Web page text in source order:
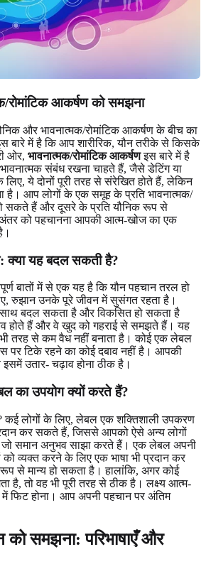
रोमांटिक आकर्षण को समझना
और भावनात्मक/रोमांटिक आकर्षण के बीच का
बारे में है कि आप शारीरिक, यौन तरीके से किसके
ओर, भावनात्मक/रोमांटिक आकर्षणइस बारे में है
संबंध रखना चाहते हैं, जैसे डेटिंग या
लिए, ये दोनों पूरी तरह से संरेखित होते हैं, लेकिन
है। आप लोगों के एक समूह के प्रति भावनात्मक/
सकते हैं और दूसरे के प्रति यौनिक रूप से
को पहचानना आपकी आत्म-खोज का एक
क्या यह बदल सकती है?
बातों में से एक यह है कि यौन पहचान तरल हो
रुझान उनके पूरे जीवन में सुसंगत रहता है।
बदल सकता है और विकसित हो सकता है
होते हैं और वे खुद को गहराई से समझते हैं। यह
तरह से कम वैध नहीं बनाता है। कोई एक लेबल
पर टिके रहने का कोई दबाव नहीं है। आपकी
उतार- चढ़ाव होना ठीक है।
का उपयोग क्यों करते हैं?
कई लोगों के लिए, लेबल एक शक्तिशाली उपकरण
कर सकते हैं, जिससे आपको ऐसे अन्य लोगों
जो समान अनुभव साझा करते हैं। एक लेबल अपनी
व्यक्त करने के लिए एक भाषा भी प्रदान कर
से मान्य हो सकता है। हालांकि, अगर कोई
है, तो वह भी पूरी तरह से ठीक है। लक्ष्य आत्म-
फिट होना। आप अपनी पहचान पर अंतिम
समझना: परिभाषाएँ और